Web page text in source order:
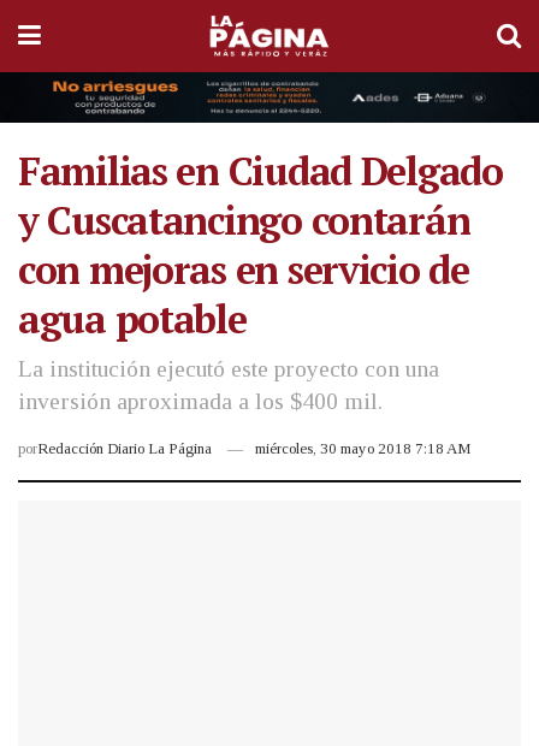
Familias en Ciudad Delgado
y Cuscatancingo contarán
con mejoras en servicio de
agua potable
La institución ejecutó este proyecto con una
inversión aproximada a los $400 mil.
porRedacción Diario La Página miércoles, 30 mayo 2018 7:18 AM